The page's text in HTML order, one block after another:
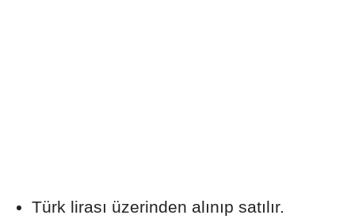
Türk lirası üzerinden alınıp satılır.